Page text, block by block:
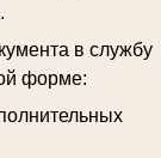
в службу
форме: